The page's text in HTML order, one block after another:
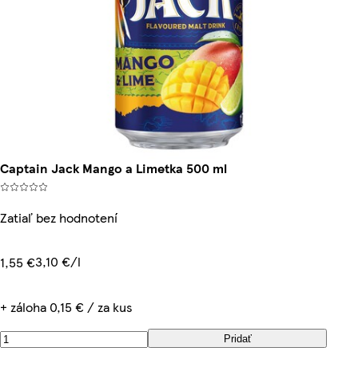
Captain Jack Mango a Limetka 500 ml
Zatiaľ bez hodnotení
1,55 €3,10 €/l
+ záloha 0,15 € / za kus
Pridať